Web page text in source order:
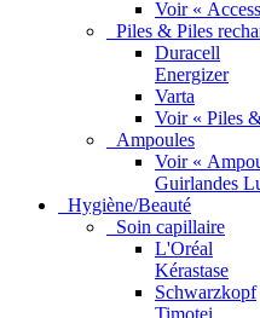
Voir «
Piles & Piles
Duracell
Energizer
Varta
Voir « Piles
Ampoules
Voir «
Guirlandes
Hygiène/Beauté
Soin capillaire
L'Oréal
Kérastase
Schwarzkopf
Timotei